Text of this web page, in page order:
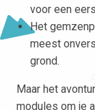
voor een
Het
meest
grond.
Maar het
modules om je